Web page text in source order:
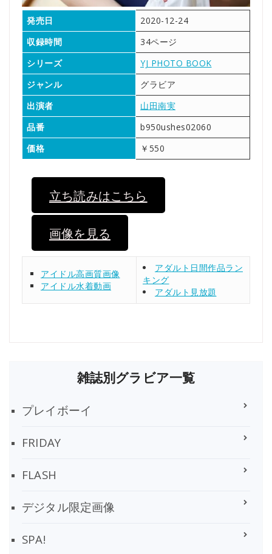
発売日
2020-12-24
収録時間
34ページ
シリーズ
YJ PHOTO BOOK
ジャンル
グラビア
出演者
山田南実
品番
b950ushes02060
価格
￥550
立ち読みはこちら
画像を見る
アイドル高画質画像
アイドル水着動画
アダルト日間作品ラン
キング
アダルト見放題
雑誌別グラビア一覧
プレイボーイ
FRIDAY
FLASH
デジタル限定画像
SPA!